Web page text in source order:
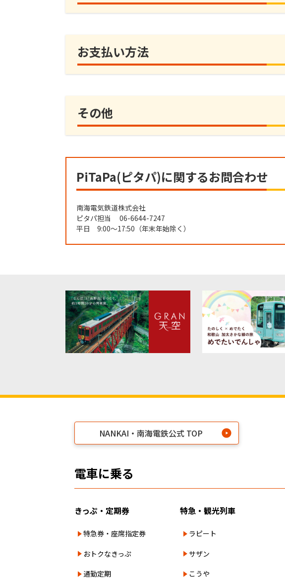
お支払い方法
その他
PiTaPa(ピタパ)に関するお問合わせ
南海電気鉄道株式会社
ピタパ担当 06-6644-7247
平日 9:00～17:50（年末年始除く）
NANKAI・南海電鉄公式 TOP
電車に乗る
きっぷ・定期券
特急券・座席指定券
おトクなきっぷ
通勤定期
特急・観光列車
ラピート
サザン
こうや